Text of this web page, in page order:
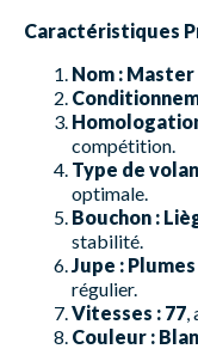
Caractéristiques
Nom : Master
compétition.
Type de
optimale.
Bouchon :
stabilité.
Jupe :
régulier.
Vitesses : 77
Couleur :